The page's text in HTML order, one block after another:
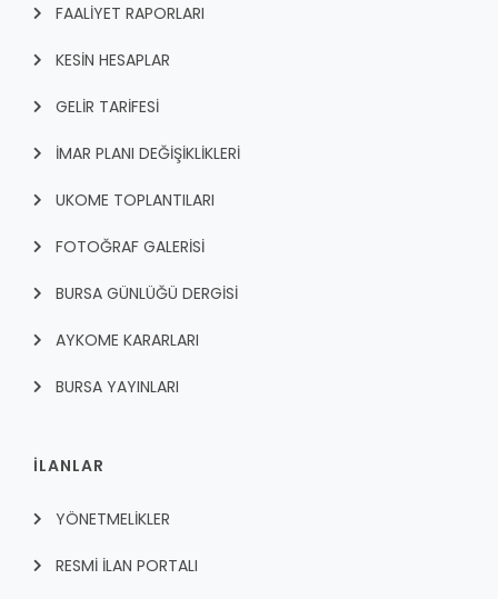
FAALİYET RAPORLARI
KESİN HESAPLAR
GELİR TARİFESİ
İMAR PLANI DEĞİŞİKLİKLERİ
UKOME TOPLANTILARI
FOTOĞRAF GALERİSİ
BURSA GÜNLÜĞÜ DERGİSİ
AYKOME KARARLARI
BURSA YAYINLARI
İLANLAR
YÖNETMELİKLER
RESMİ İLAN PORTALI